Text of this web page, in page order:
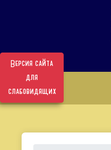
Версия сайта
для
слабовидящих